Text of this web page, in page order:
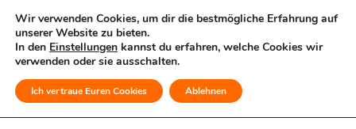
MENÜ
Wir verwenden Cookies, um dir die bestmögliche Erfahrung auf
unserer Website zu bieten.
In den Einstellungen kannst du erfahren, welche Cookies wir
verwenden oder sie ausschalten.
Ich vertraue Euren Cookies Ablehnen